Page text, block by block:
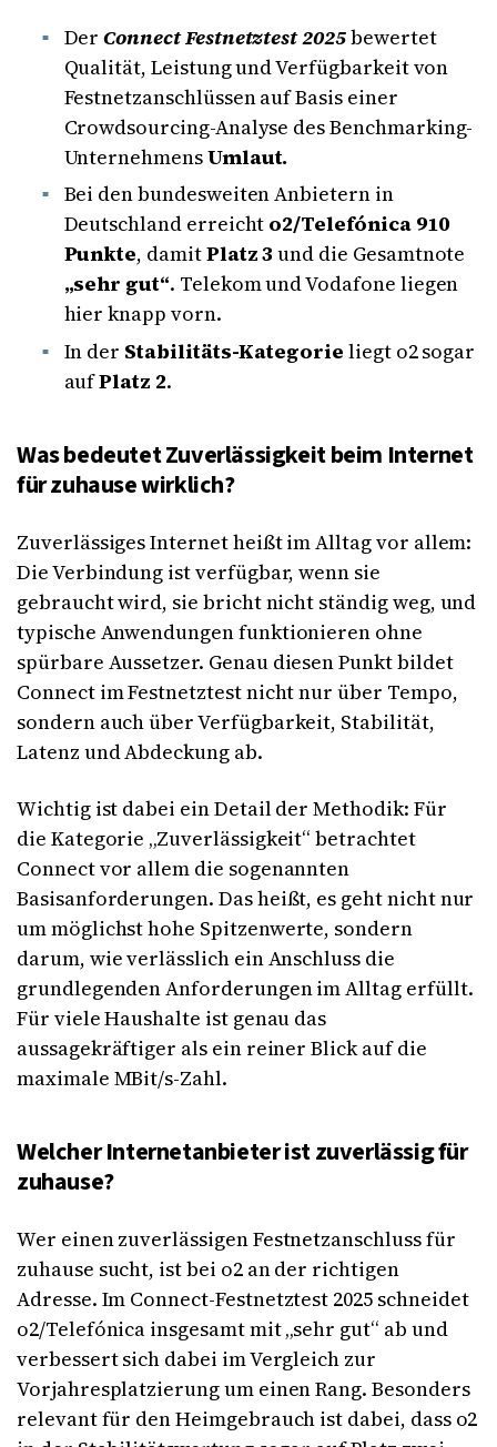
DerConnect Festnetztest 2025bewertet
Qualität, Leistung und Verfügbarkeit von
Festnetzanschlüssen auf Basis einer
Crowdsourcing-Analyse des Benchmarking-
UnternehmensUmlaut.
Bei den bundesweiten Anbietern in
Deutschland erreicht o2/Telefónica 910
Punkte, damitPlatz 3 und die Gesamtnote
„sehr gut“. Telekom und Vodafone liegen
hier knapp vorn.
In der Stabilitäts-Kategorie liegt o2 sogar
aufPlatz 2.
Was bedeutet Zuverlässigkeit beim Internet
für zuhause wirklich?
Zuverlässiges Internet heißt im Alltag vor allem:
Die Verbindung ist verfügbar, wenn sie
gebraucht wird, sie bricht nicht ständig weg, und
typische Anwendungen funktionieren ohne
spürbare Aussetzer. Genau diesen Punkt bildet
Connect im Festnetztest nicht nur über Tempo,
sondern auch über Verfügbarkeit, Stabilität,
Latenz und Abdeckung ab.
Wichtig ist dabei ein Detail der Methodik: Für
die Kategorie „Zuverlässigkeit“ betrachtet
Connect vor allem die sogenannten
Basisanforderungen. Das heißt, es geht nicht nur
um möglichst hohe Spitzenwerte, sondern
darum, wie verlässlich ein Anschluss die
grundlegenden Anforderungen im Alltag erfüllt.
Für viele Haushalte ist genau das
aussagekräftiger als ein reiner Blick auf die
maximale MBit/s-Zahl.
Welcher Internetanbieter ist zuverlässig für
zuhause?
Wer einen zuverlässigen Festnetzanschluss für
zuhause sucht, ist bei o2 an der richtigen
Adresse. Im Connect-Festnetztest 2025 schneidet
o2/Telefónica insgesamt mit „sehr gut“ ab und
verbessert sich dabei im Vergleich zur
Vorjahresplatzierung um einen Rang. Besonders
relevant für den Heimgebrauch ist dabei, dass o2